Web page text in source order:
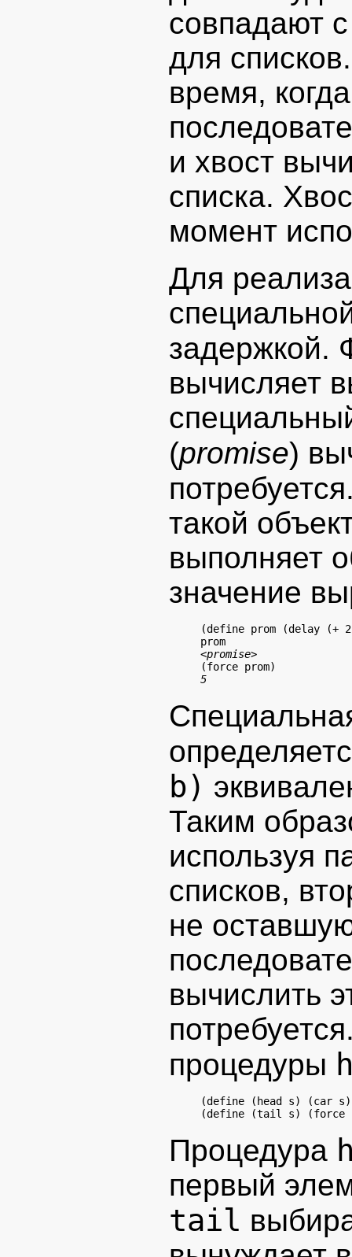
совпадают
для
время,
и хвост
списка.
момент
Для
задержкой.
вычисляет
(promise)
такой
выполняет
значение
(define prom (delay (+
<promise>
5
b)
Таким
используя
списков,
не
вычислить
процедуры
(define (head s) (car
Процедура
первый
tail